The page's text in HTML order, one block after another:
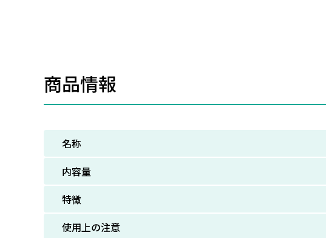
商品情報
名称
内容量
特徴
使用上の注意